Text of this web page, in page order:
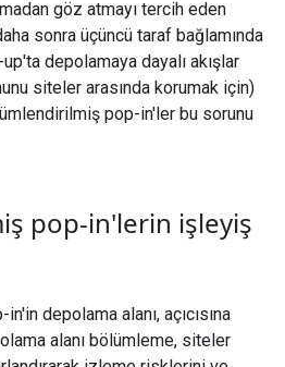
göz atmayı tercih eden
sonra üçüncü taraf bağlamında
depolamaya dayalı akışlar
siteler arasında korumak için)
pop-in'ler bu sorunu
pop-in'lerin işleyiş
depolama alanı, açıcısına
alanı bölümleme, siteler